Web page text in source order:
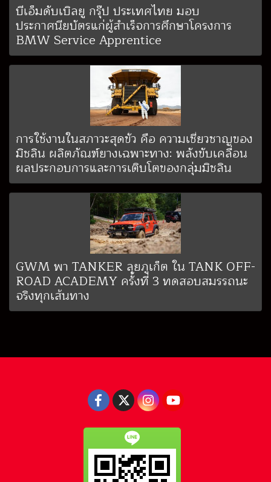
บีเอ็มดับเบิลยู กรุ๊ป ประเทศไทย มอบ
ประกาศนียบัตรแก่ผู้สำเร็จการศึกษาโครงการ
BMW Service Apprentice
การใช้งานในสภาวะสุดขั้ว คือ ความเชี่ยวชาญของ
มิชลิน ผลิตภัณฑ์ยางเฉพาะทาง: พลังขับเคลื่อน
ผลประกอบการและการเติบโตของกลุ่มมิชลิน
GWM พา TANKER ลุยภูเก็ต ใน TANK OFF-
ROAD ACADEMY ครั้งที่ 3 ทดสอบสมรรถนะ
จริงทุกเส้นทาง